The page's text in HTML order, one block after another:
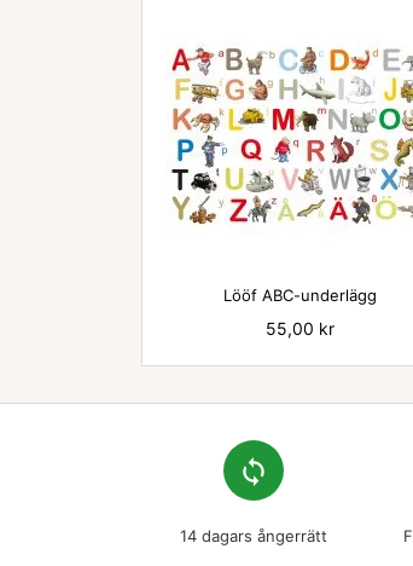

Lööf ABC-underlägg
Pris
55,00 kr
loop
14 dagars ångerrätt